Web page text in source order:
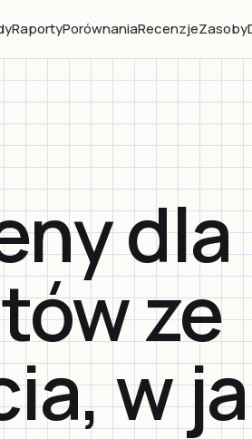
RaportyPorównaniaRecenzjeZasoby
dla
ze
w